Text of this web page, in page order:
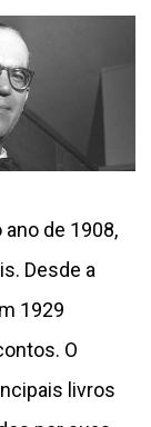
de 1908,
Desde a
1929
O
livros